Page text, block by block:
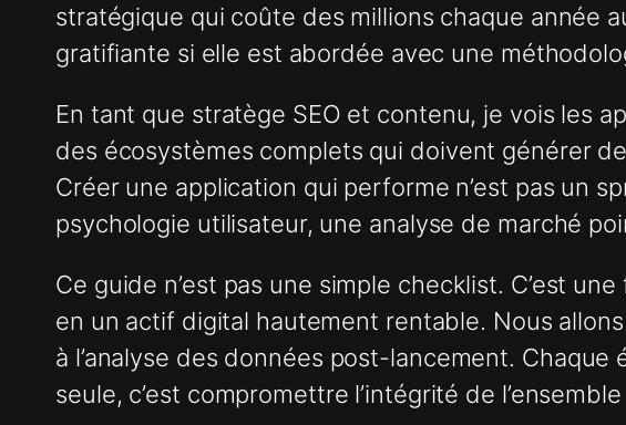
stratégique qui coûte des millions chaque année
gratifiante si elle est abordée avec une
En tant que stratège SEO et contenu, je vois les
des écosystèmes complets qui doivent générer
Créer une application qui performe n’est pas un
psychologie utilisateur, une analyse de marché
Ce guide n’est pas une simple checklist. C’est
en un actif digital hautement rentable. Nous
à l’analyse des données post-lancement.
seule, c’est compromettre l’intégrité de